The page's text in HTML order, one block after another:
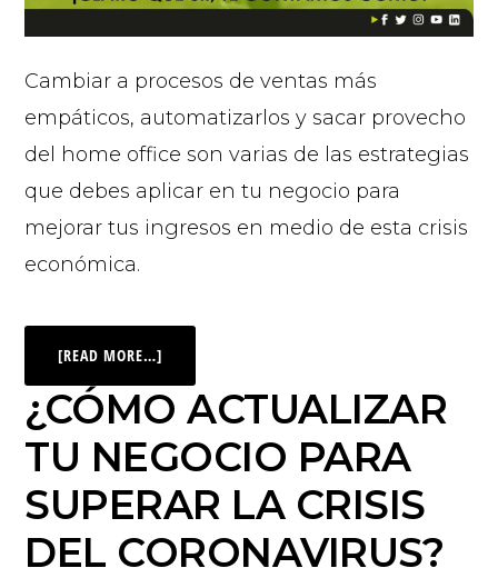
Cambiar a procesos de ventas más
empáticos, automatizarlos y sacar provecho
del home office son varias de las estrategias
que debes aplicar en tu negocio para
mejorar tus ingresos en medio de esta crisis
económica.
[READ MORE…]
¿CÓMO ACTUALIZAR
TU NEGOCIO PARA
SUPERAR LA CRISIS
DEL CORONAVIRUS?